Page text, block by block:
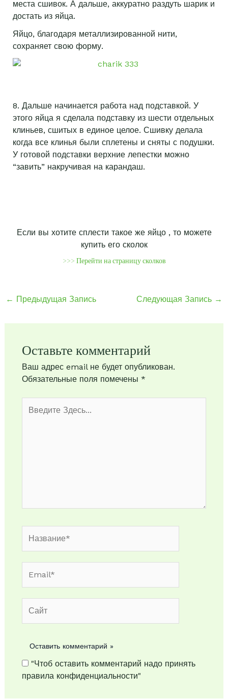
места сшивок. А дальше, аккуратно раздуть шарик и
достать из яйца.
Яйцо, благодаря металлизированной нити,
сохраняет свою форму.
8. Дальше начинается работа над подставкой. У
этого яйца я сделала подставку из шести отдельных
клиньев, сшитых в единое целое. Сшивку делала
когда все клинья были сплетены и сняты с подушки.
У готовой подставки верхние лепестки можно
“завить” накручивая на карандаш.
Если вы хотите сплести такое же яйцо , то можете
купить его сколок
>>> Перейти на страницу сколков
← Предыдущая Запись Следующая Запись →
Оставьте комментарий
Ваш адрес email не будет опубликован.
Обязательные поля помечены *
здесь...
"Чтоб оставить комментарий надо принять
правила конфиденциальности"